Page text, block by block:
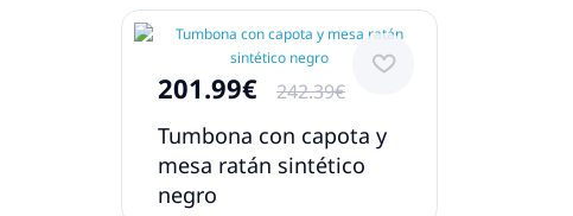
201.99€ 242.39€
Tumbona con capota y
mesa ratán sintético
negro